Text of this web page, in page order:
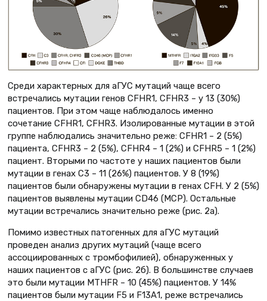
Среди характерных для аГУС мутаций чаще всего
встречались мутации генов CFHR1, CFHR3 – у 13 (30%)
пациентов. При этом чаще наблюдалось именно
сочетание CFHR1, CFHR3. Изолированные мутации в этой
группе наблюдались значительно реже: CFHR1 – 2 (5%)
пациента, CFHR3 – 2 (5%), CFHR4 – 1 (2%) и CFHR5 – 1 (2%)
пациент. Вторыми по частоте у наших пациентов были
мутации в генах С3 – 11 (26%) пациентов. У 8 (19%)
пациентов были обнаружены мутации в генах CFH. У 2 (5%)
пациентов выявлены мутации CD46 (MCP). Остальные
мутации встречались значительно реже (рис. 2а).
Помимо известных патогенных для аГУС мутаций
проведен анализ других мутаций (чаще всего
ассоциированных с тромбофилией), обнаруженных у
наших пациентов с аГУС (рис. 2б). В большинстве случаев
это были мутации MTHFR – 10 (45%) пациентов. У 14%
пациентов были мутации F5 и F13А1, реже встречались